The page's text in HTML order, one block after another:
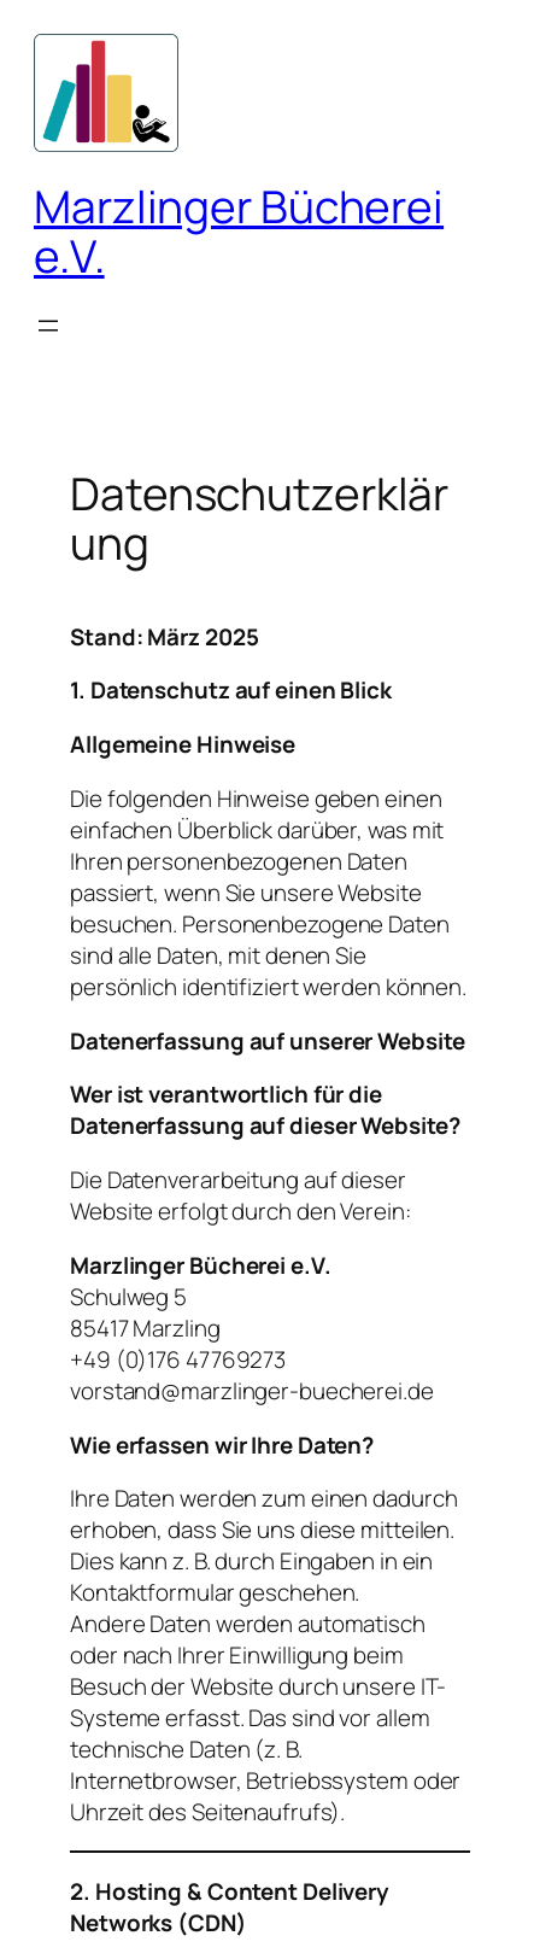
springen
Marzlinger Bücherei
e.V.
Datenschutzerklär
ung
Stand: März 2025
1. Datenschutz auf einen Blick
Allgemeine Hinweise
Die folgenden Hinweise geben einen
einfachen Überblick darüber, was mit
Ihren personenbezogenen Daten
passiert, wenn Sie unsere Website
besuchen. Personenbezogene Daten
sind alle Daten, mit denen Sie
persönlich identifiziert werden können.
Datenerfassung auf unserer Website
Wer ist verantwortlich für die
Datenerfassung auf dieser Website?
Die Datenverarbeitung auf dieser
Website erfolgt durch den Verein:
Marzlinger Bücherei e.V.
Schulweg 5
85417 Marzling
+49 (0)176 47769273
vorstand@marzlinger-buecherei.de
Wie erfassen wir Ihre Daten?
Ihre Daten werden zum einen dadurch
erhoben, dass Sie uns diese mitteilen.
Dies kann z. B. durch Eingaben in ein
Kontaktformular geschehen.
Andere Daten werden automatisch
oder nach Ihrer Einwilligung beim
Besuch der Website durch unsere IT-
Systeme erfasst. Das sind vor allem
technische Daten (z. B.
Internetbrowser, Betriebssystem oder
Uhrzeit des Seitenaufrufs).
2. Hosting & Content Delivery
Networks (CDN)